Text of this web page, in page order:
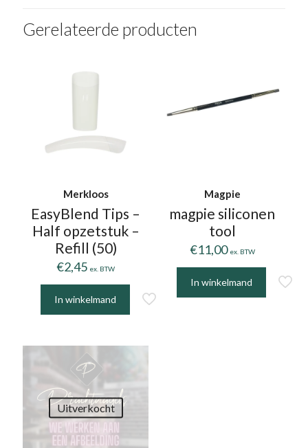
Gerelateerde producten
Merkloos
EasyBlend Tips –
Half opzetstuk –
Refill (50)
€2,45 ex. BTW
In winkelmand
variaties.
Deze
optie
gekozen
Magpie
magpie siliconen
tool
€11,00 ex. BTW
In winkelmand
Uitverkocht